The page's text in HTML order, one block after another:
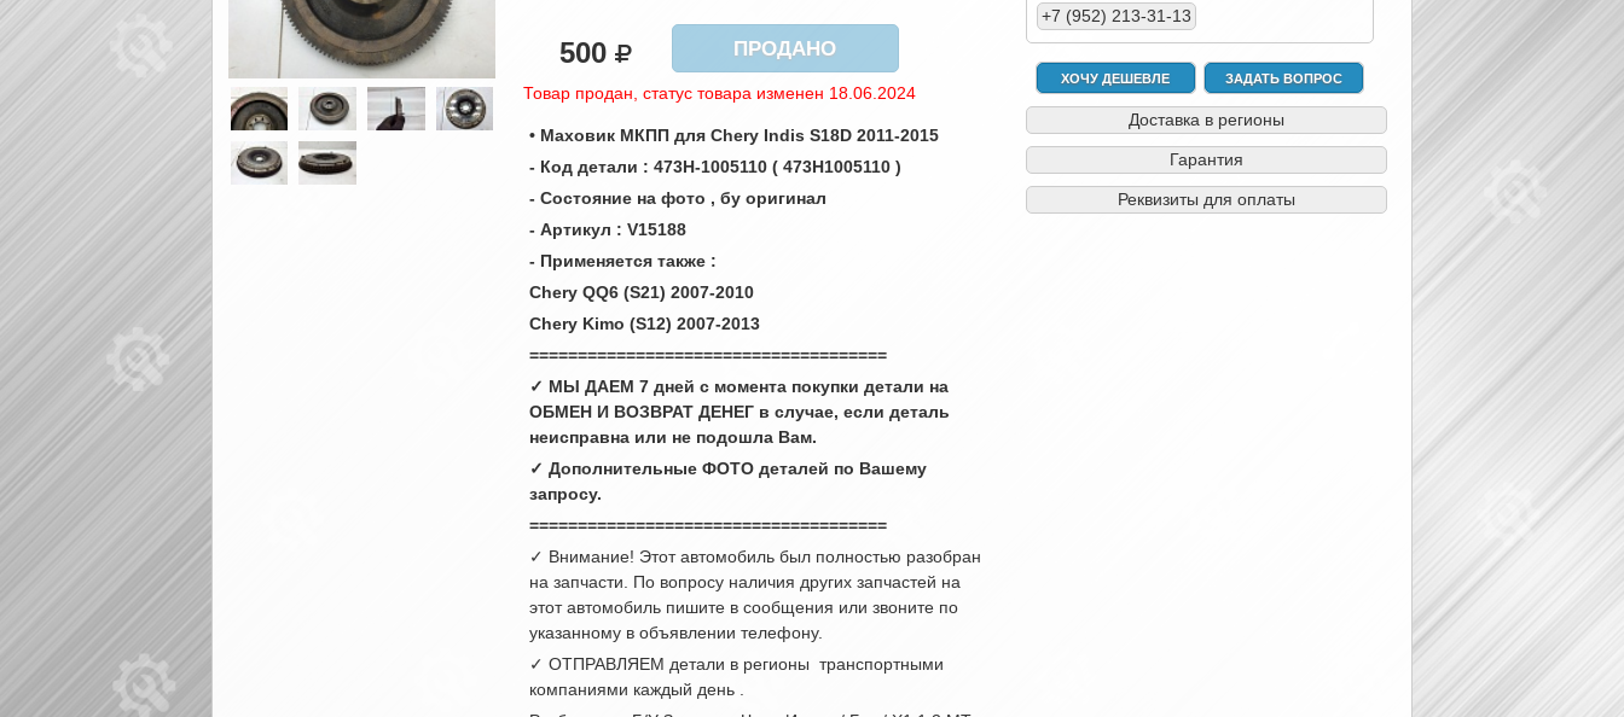
500 ПРОДАНО
Товар продан, статус товара изменен 18.06.2024
• Маховик МКПП для Chery Indis S18D 2011-2015
- Код детали : 473H-1005110 ( 473H1005110 )
- Состояние на фото , бу оригинал
- Артикул : V15188
- Применяется также :
Chery QQ6 (S21) 2007-2010
Chery Kimo (S12) 2007-2013
=====================================
✓ МЫ ДАЕМ 7 дней с момента покупки детали на
ОБМЕН И ВОЗВРАТ ДЕНЕГ в случае, если деталь
неисправна или не подошла Вам.
✓ Дополнительные ФОТО деталей по Вашему
запросу.
=====================================
✓ Внимание! Этот автомобиль был полностью разобран
на запчасти. По вопросу наличия других запчастей на
этот автомобиль пишите в сообщения или звоните по
указанному в объявлении телефону.
✓ ОТПРАВЛЯЕМ детали в регионы транспортными
компаниями каждый день .
+7 (952) 213-31-13
ХОЧУ ДЕШЕВЛЕ ЗАДАТЬ ВОПРОС
Доставка в регионы
Гарантия
Реквизиты для оплаты